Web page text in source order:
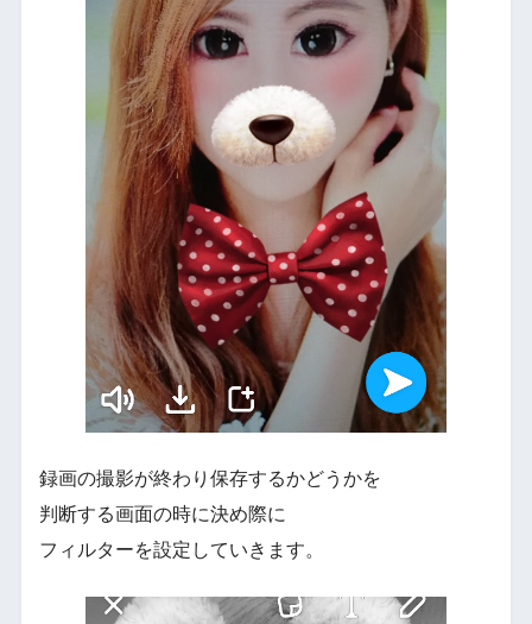
録画の撮影が終わり保存するかどうかを
判断する画面の時に決め際に
フィルターを設定していきます。